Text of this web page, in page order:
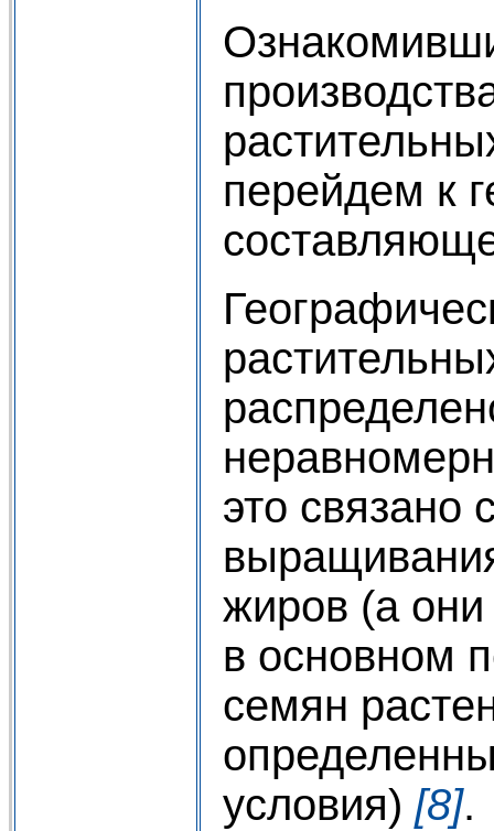
перейдем к
это связано
жиров (а
в основном
семян
условия) [8].